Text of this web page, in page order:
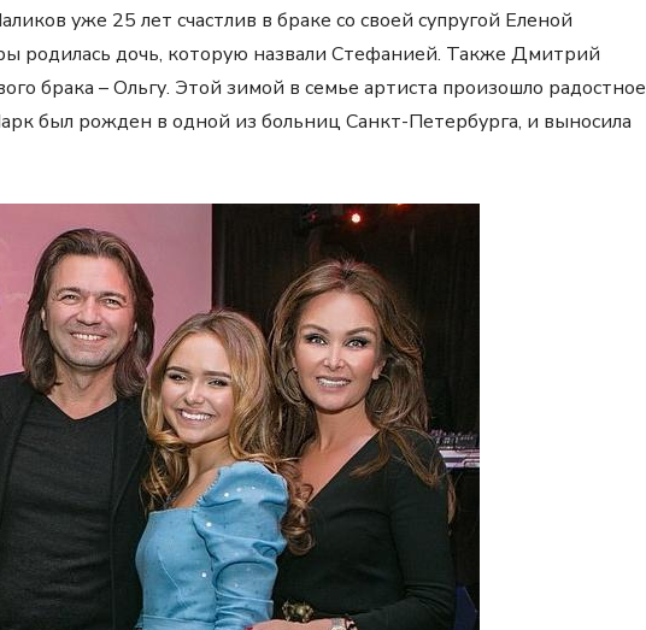
уже 25 лет счастлив в браке со своей супругой Еленой
родилась дочь, которую назвали Стефанией. Также Дмитрий
брака – Ольгу. Этой зимой в семье артиста произошло радостное
был рожден в одной из больниц Санкт-Петербурга, и выносила